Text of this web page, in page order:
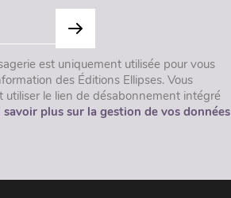
est uniquement utilisée pour vous
des Éditions Ellipses. Vous
utiliser le lien de désabonnement intégré
savoir plus sur la gestion de vos données